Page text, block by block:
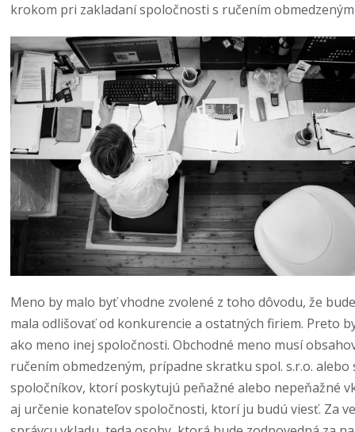
krokom pri zakladaní spoločnosti s ručením
Meno by malo byť vhodne zvolené z toho dôvodu, že
mala odlišovať od konkurencie a ostatných firiem. Preto
ako meno inej spoločnosti. Obchodné meno musí
ručením obmedzeným, prípadne skratku spol. s.r.o.
spoločníkov, ktorí poskytujú peňažné alebo nepeňažné
aj určenie konateľov spoločnosti, ktorí ju budú viesť. Za